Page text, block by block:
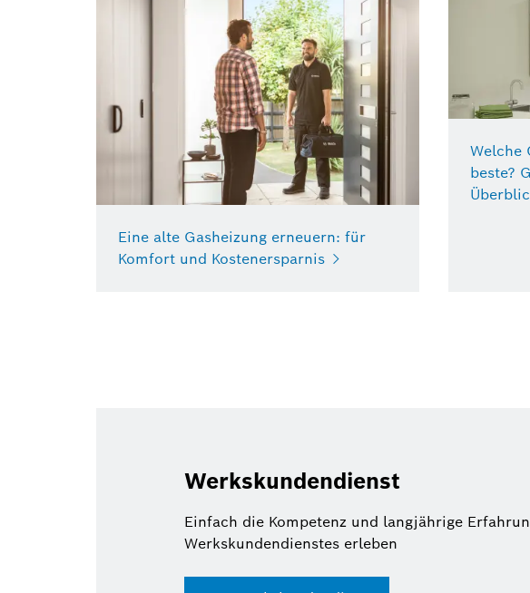
Eine alte Gasheizung erneuern: für
Komfort und Kostenersparnis
Welche
beste?
Werkskundendienst
Einfach die Kompetenz und langjährige
Werkskundendienstes erleben